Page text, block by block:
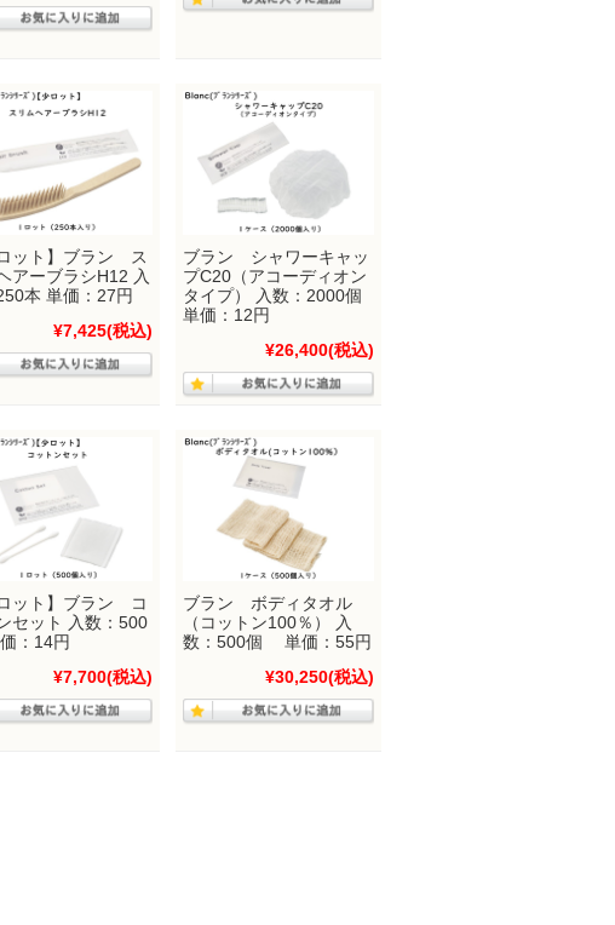
ロット】ブラン ス
アーブラシH12 入
本 単価：27円
¥7,425(税込)
ブラン シャワーキャッ
プC20（アコーディオン
タイプ） 入数：2000個
単価：12円
¥26,400(税込)
ロット】ブラン コ
セット 入数：500
：14円
¥7,700(税込)
ブラン ボディタオル
（コットン100％） 入
数：500個 単価：55円
¥30,250(税込)